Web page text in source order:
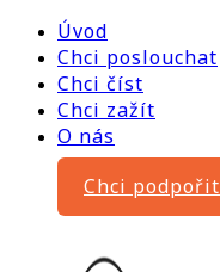
Úvod
Chci poslouchat
Chci číst
Chci zažít
O nás
Chci podpořit